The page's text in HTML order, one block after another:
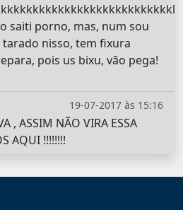
saiti porno, mas, num sou
nisso, tem fixura
pois us bixu, vão pega!
19-07-2017 às 15:16
, ASSIM NÃO VIRA ESSA
AQUI !!!!!!!!